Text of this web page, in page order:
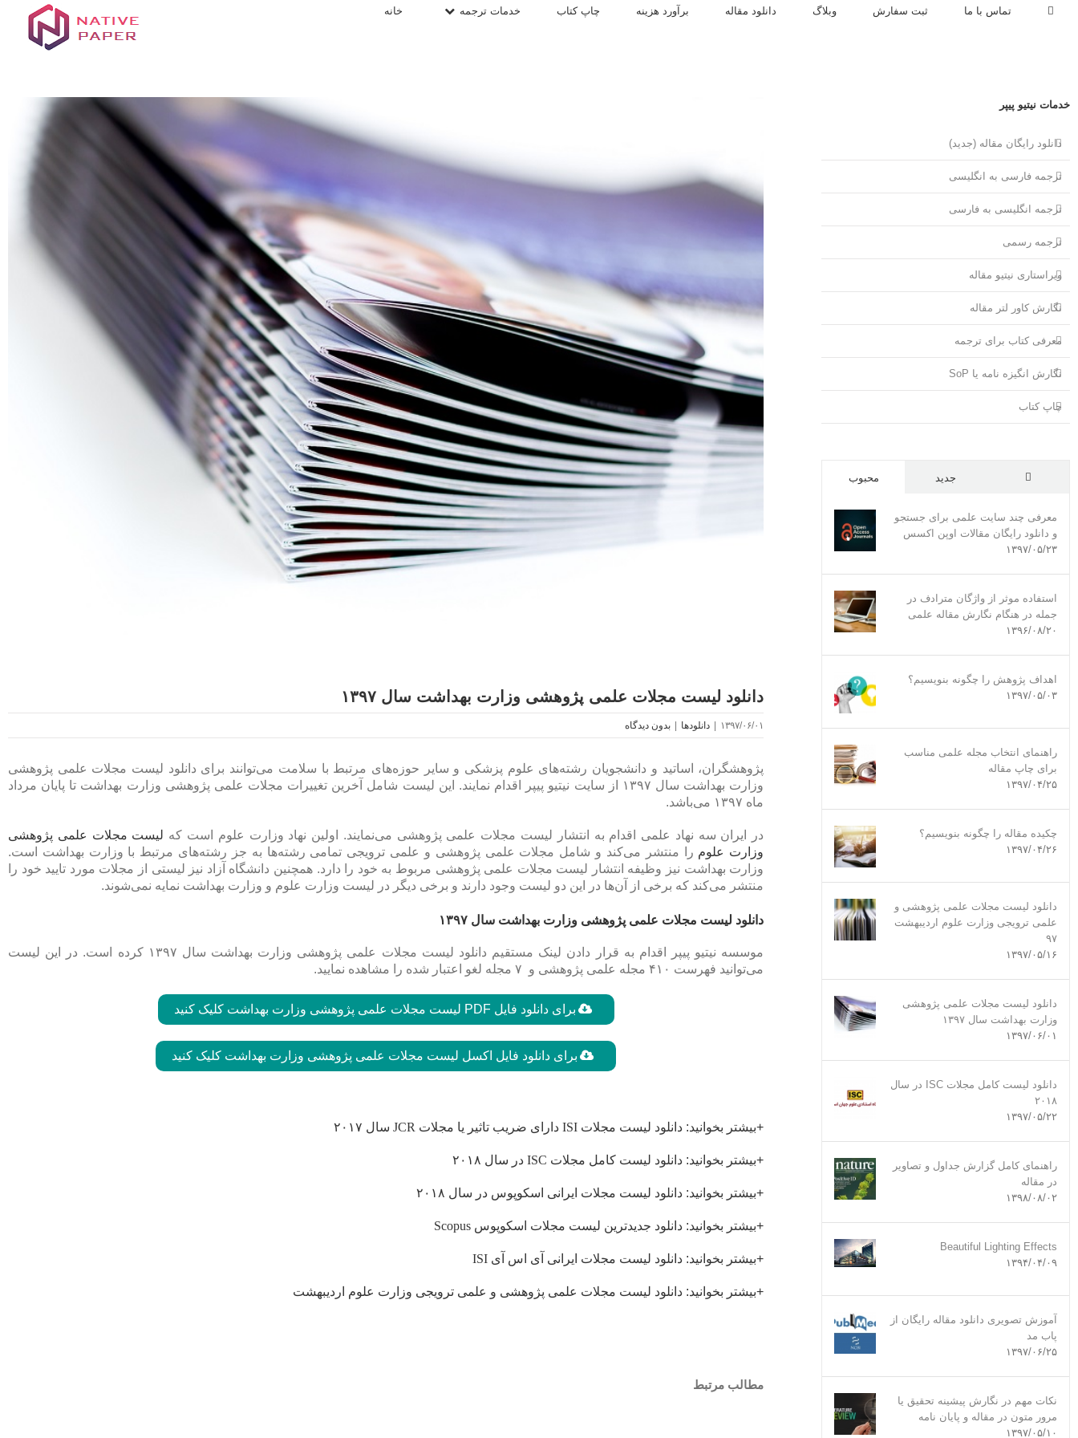
خانه خدمات ترجمه چاپ کتاب برآورد هزینه دانلود مقاله وبلاگ ثبت سفارش تماس با ما
دانلود لیست مجلات علمی پژوهشی وزارت بهداشت سال ۱۳۹۷
۱۳۹۷/۰۶/۰۱ | دانلودها | بدون ديدگاه
پژوهشگران، اساتید و دانشجویان رشته‌های علوم پزشکی و سایر حوزه‌های مرتبط با سلامت می‌توانند برای دانلود لیست مجلات علمی پژوهشی
وزارت بهداشت سال ۱۳۹۷ از سایت نیتیو پیپر اقدام نمایند. این لیست شامل آخرین تغییرات مجلات علمی پژوهشی وزارت بهداشت تا پایان مرداد
ماه ۱۳۹۷ می‌باشد.
در ایران سه نهاد علمی اقدام به انتشار لیست مجلات علمی پژوهشی می‌نمایند. اولین نهاد وزارت علوم است که لیست مجلات علمی پژوهشی
وزارت علوم را منتشر می‌کند و شامل مجلات علمی پژوهشی و علمی ترویجی تمامی رشته‌ها به جز رشته‌های مرتبط با وزارت بهداشت است.
وزارت بهداشت نیز وظیفه انتشار لیست مجلات علمی پژوهشی مربوط به خود را دارد. همچنین دانشگاه آزاد نیز لیستی از مجلات مورد تایید خود را
منتشر می‌کند که برخی از آن‌ها در این دو لیست وجود دارند و برخی دیگر در لیست وزارت علوم و وزارت بهداشت نمایه نمی‌شوند.
دانلود لیست مجلات علمی پژوهشی وزارت بهداشت سال ۱۳۹۷
موسسه نیتیو پیپر اقدام به قرار دادن لینک مستقیم دانلود لیست مجلات علمی پژوهشی وزارت بهداشت سال ۱۳۹۷ کرده است. در این لیست
می‌توانید فهرست ۴۱۰ مجله علمی پژوهشی و ۷ مجله لغو اعتبار شده را مشاهده نمایید.
برای دانلود فایل PDF لیست مجلات علمی پژوهشی وزارت بهداشت کلیک کنید
برای دانلود فایل اکسل لیست مجلات علمی پژوهشی وزارت بهداشت کلیک کنید
+بیشتر بخوانید: دانلود لیست مجلات ISIدارای ضریب تاثیر یا مجلات JCRسال ۲۰۱۷
+بیشتر بخوانید: دانلود لیست کامل مجلات ISCدر سال ۲۰۱۸
+بیشتر بخوانید: دانلود لیست مجلات ایرانی اسکوپوس در سال ۲۰۱۸
+بیشتر بخوانید: دانلود جدیدترین لیست مجلات اسکوپوس Scopus
+بیشتر بخوانید: دانلود لیست مجلات ایرانی آی اس آی ISI
+بیشتر بخوانید: دانلود لیست مجلات علمی پژوهشی و علمی ترویجی وزارت علوم اردیبهشت
مطالب مرتبط
خدمات نیتیو پیپر
دانلود رایگان مقاله (جدید)
ترجمه فارسی به انگلیسی
ترجمه انگلیسی به فارسی
ترجمه رسمی
ویراستاری نیتیو مقاله
نگارش کاور لتر مقاله
معرفی کتاب برای ترجمه
نگارش انگیزه نامه یا SoP
چاپ کتاب
محبوب جدید
معرفی چند سایت علمی برای جستجو
و دانلود رایگان مقالات اوپن اکسس
۱۳۹۷/۰۵/۲۳
استفاده موثر از واژگان مترادف‌ در
جمله در هنگام نگارش مقاله علمی
۱۳۹۶/۰۸/۲۰
اهداف پژوهش را چگونه بنویسیم؟
۱۳۹۷/۰۵/۰۳
راهنمای انتخاب مجله علمی مناسب
برای چاپ مقاله
۱۳۹۷/۰۴/۲۵
چکیده مقاله را چگونه بنویسیم؟
۱۳۹۷/۰۴/۲۶
دانلود لیست مجلات علمی پژوهشی و
علمی ترویجی وزارت علوم اردیبهشت
۹۷
۱۳۹۷/۰۵/۱۶
دانلود لیست مجلات علمی پژوهشی
وزارت بهداشت سال ۱۳۹۷
۱۳۹۷/۰۶/۰۱
دانلود لیست کامل مجلات ISC در سال
۲۰۱۸
۱۳۹۷/۰۵/۲۲
راهنمای کامل گزارش جداول و تصاویر
در مقاله
۱۳۹۸/۰۸/۰۲
Beautiful Lighting Effects
۱۳۹۴/۰۴/۰۹
آموزش تصویری دانلود مقاله رایگان از
پاب مد
۱۳۹۷/۰۶/۲۵
نکات مهم در نگارش پیشینه تحقیق یا
مرور متون در مقاله و پایان نامه
۱۳۹۷/۰۵/۱۰